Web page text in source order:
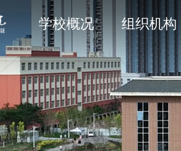
学校概况
学院简介
校风校训
组织机构
石职动态
媒体关注 石职印象
党建专题 思政育人
教学动态 双创教育
语言文字建设
学工处 共青团
科研动态
科协技术学会
招生专题 就业专题
信息公开法规与制度
信息公开其它